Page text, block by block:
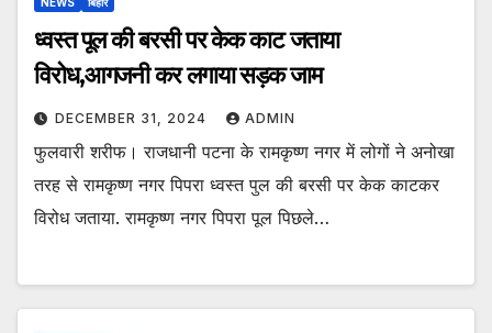
ध्वस्त पूल की बरसी पर केक काट जताया
विरोध,आगजनी कर लगाया सड़क जाम
DECEMBER 31, 2024 ADMIN
फुलवारी शरीफ। राजधानी पटना के रामकृष्ण नगर में लोगों ने अनोखा
तरह से रामकृष्ण नगर पिपरा ध्वस्त पुल की बरसी पर केक काटकर
विरोध जताया. रामकृष्ण नगर पिपरा पूल पिछले…